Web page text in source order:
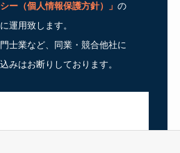
ー（個人情報保護方針） 」 の
運用致します。
士業など、同業・競合他社に
みはお断りしております。